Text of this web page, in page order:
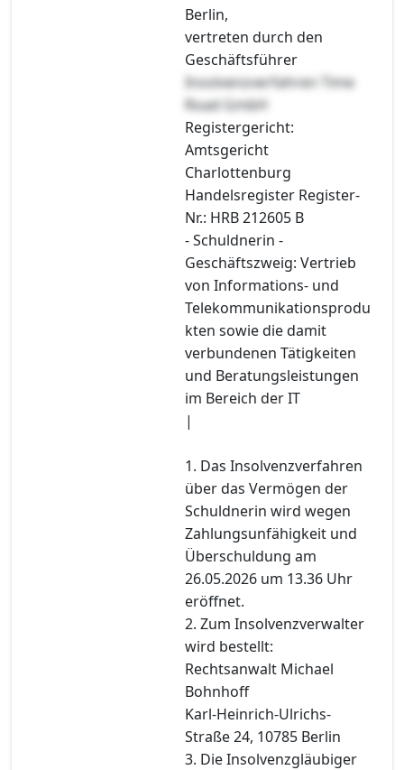
Berlin,
vertreten durch den
Geschäftsführer
Insolvenzverfahren Time
Road GmbH
Registergericht:
Amtsgericht
Charlottenburg
Handelsregister Register-
Nr.: HRB 212605 B
- Schuldnerin -
Geschäftszweig: Vertrieb
von Informations- und
Telekommunikationsprodu
kten sowie die damit
verbundenen Tätigkeiten
und Beratungsleistungen
im Bereich der IT
|
1. Das Insolvenzverfahren
über das Vermögen der
Schuldnerin wird wegen
Zahlungsunfähigkeit und
Überschuldung am
26.05.2026 um 13.36 Uhr
eröffnet.
2. Zum Insolvenzverwalter
wird bestellt:
Rechtsanwalt Michael
Bohnhoff
Karl-Heinrich-Ulrichs-
Straße 24, 10785 Berlin
3. Die Insolvenzgläubiger